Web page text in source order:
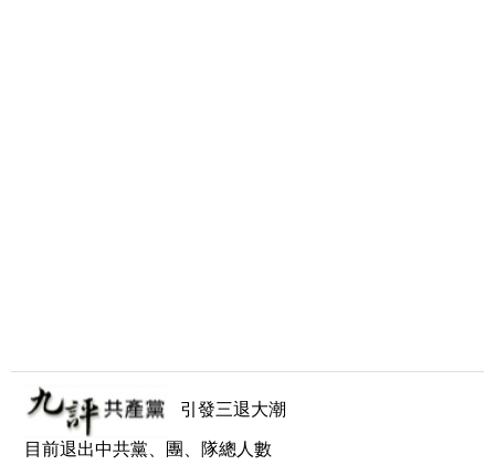
引發三退大潮
目前退出中共黨、團、隊總人數